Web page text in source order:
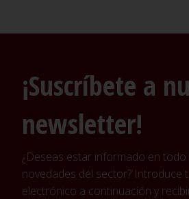
¡Suscríbete a
newsletter!
¿Deseas estar informado en
novedades del sector? Introduce
electrónico a continuación y